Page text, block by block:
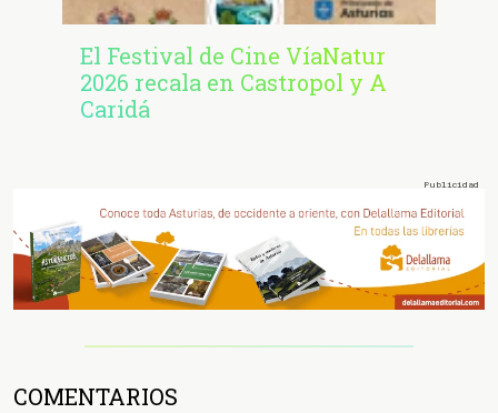
El Festival de Cine VíaNatur
2026 recala en Castropol y A
Caridá
COMENTARIOS